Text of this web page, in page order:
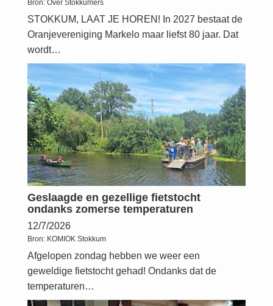
Bron: Over Stokkumers
STOKKUM, LAAT JE HOREN! In 2027 bestaat de
Oranjevereniging Markelo maar liefst 80 jaar. Dat
wordt…
Geslaagde en gezellige fietstocht
ondanks zomerse temperaturen
12/7/2026
Bron: KOMIOK Stokkum
Afgelopen zondag hebben we weer een
geweldige fietstocht gehad! Ondanks dat de
temperaturen…